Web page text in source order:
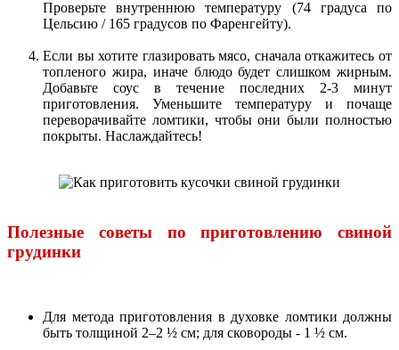
Проверьте внутреннюю температуру (74 градуса по
Цельсию / 165 градусов по Фаренгейту).
Если вы хотите глазировать мясо, сначала откажитесь от
топленого жира, иначе блюдо будет слишком жирным.
Добавьте соус в течение последних 2-3 минут
приготовления. Уменьшите температуру и почаще
переворачивайте ломтики, чтобы они были полностью
покрыты. Наслаждайтесь!
Полезные советы по приготовлению свиной
грудинки
Для метода приготовления в духовке ломтики должны
быть толщиной 2–2 ½ см; для сковороды - 1 ½ см.